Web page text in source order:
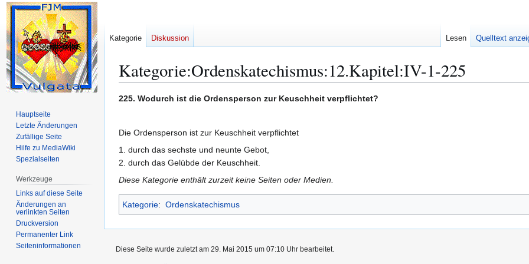
Kategorie:Ordenskatechismus:12.Kapitel:IV-1-225
Zur
Zur
225. Wodurch ist die Ordensperson zur Keuschheit verpflichtet?
Die Ordensperson ist zur Keuschheit verpflichtet
1. durch das sechste und neunte Gebot,
2. durch das Gelübde der Keuschheit.
Diese Kategorie enthält zurzeit keine Seiten oder Medien.
Kategorie: Ordenskatechismus
Kategorie Diskussion Lesen Quelltext
Hauptseite
Letzte Änderungen
Zufällige Seite
Hilfe zu MediaWiki
Spezialseiten
Werkzeuge
Links auf diese Seite
Änderungen an
verlinkten Seiten
Druckversion
Permanenter Link
Seiten­­informationen
Diese Seite wurde zuletzt am 29. Mai 2015 um 07:10 Uhr bearbeitet.